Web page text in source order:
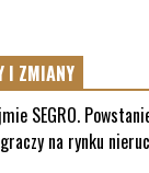
I ZMIANY
SEGRO.
na rynku